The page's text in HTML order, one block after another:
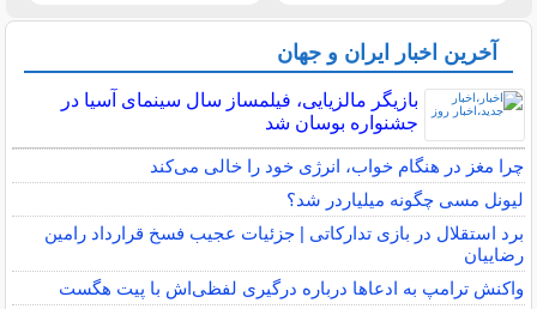
آخرین اخبار ایران و جهان
بازیگر مالزیایی، فیلمساز سال سینمای آسیا در
جشنواره بوسان شد
چرا مغز در هنگام خواب، انرژی خود را خالی می‌کند
لیونل مسی چگونه میلیاردر شد؟
برد استقلال در بازی تدارکاتی | جزئیات عجیب فسخ قرارداد رامین
رضاییان
واکنش ترامپ به ادعاها درباره درگیری لفظی‌اش با پیت هگست